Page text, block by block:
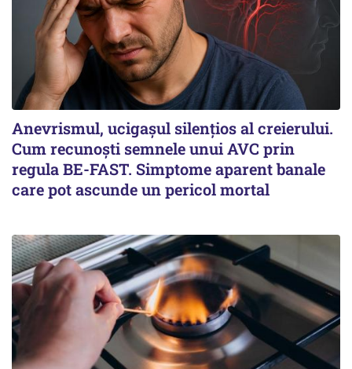
Anevrismul, ucigașul silențios al creierului.
Cum recunoști semnele unui AVC prin
regula BE-FAST. Simptome aparent banale
care pot ascunde un pericol mortal